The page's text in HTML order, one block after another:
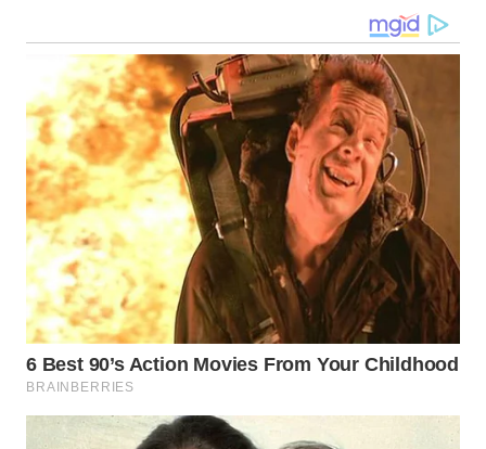
WN
JOGJA
WN
JATIM
WN
BALI
WN
KALBAR
WN
KALTENG